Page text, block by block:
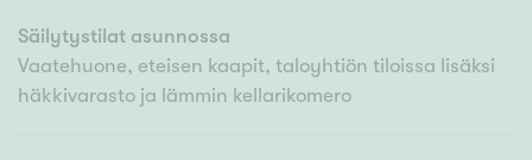
Säilytystilat asunnossa
Vaatehuone, eteisen kaapit, taloyhtiön tiloissa lisäksi
häkkivarasto ja lämmin kellarikomero